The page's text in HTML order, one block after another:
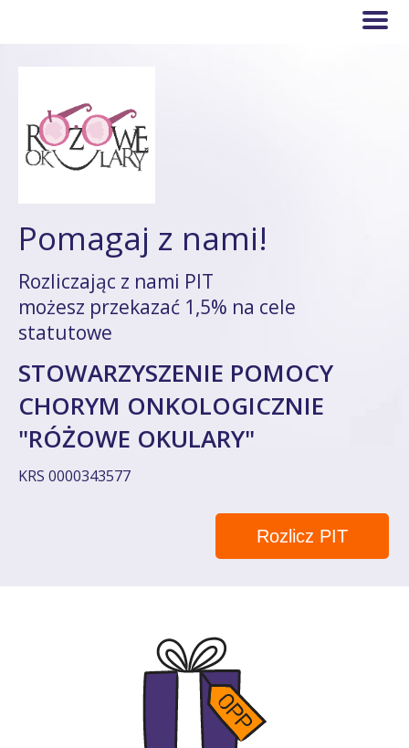
Pomagaj z nami!
Rozliczając z nami PIT
możesz przekazać 1,5% na cele
statutowe
STOWARZYSZENIE POMOCY
CHORYM ONKOLOGICZNIE
"RÓŻOWE OKULARY"
KRS 0000343577
Rozlicz PIT